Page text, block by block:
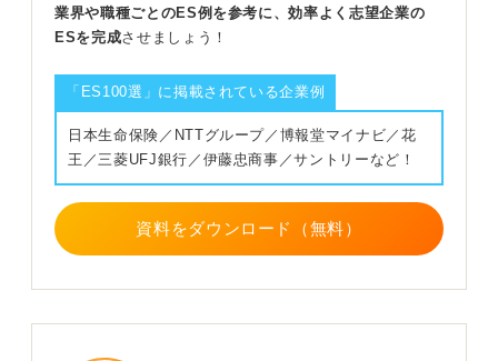
う言葉に逃げないことです。
したらどんな経験がしたいか、何を学びたいか」などの
言葉で自分に問いかけて、具体的な目的を見つけていき
ましょう。
こが良いな」と感じた箇所にフォーカスして、深掘りす
るのもおすすめです。興味という大きな塊を、細かく砕
いていくようなイメージで取り組んでみてください。
業界や職種ごとのES例を参考に、効率よく志望企業の
ESを完成させましょう！
「ES100選」に掲載されている企業例
日本生命保険／NTTグループ／博報堂マイナビ／花
王／三菱UFJ銀行／伊藤忠商事／サントリーなど！
資料をダウンロード（無料）